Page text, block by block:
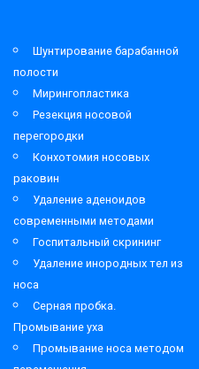
Шунтирование барабанной
полости
Мирингопластика
Резекция носовой
перегородки
Конхотомия носовых
раковин
Удаление аденоидов
современными методами
Госпитальный скрининг
Удаление инородных тел из
носа
Серная пробка.
Промывание уха
Промывание носа методом